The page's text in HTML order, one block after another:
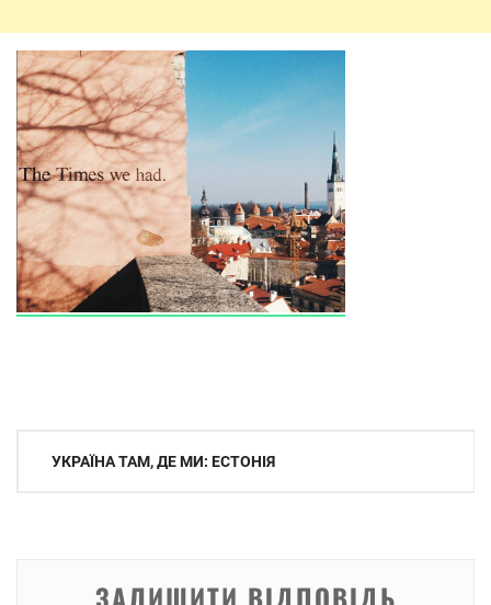
Навігація
УКРАЇНА ТАМ, ДЕ МИ: ЕСТОНІЯ